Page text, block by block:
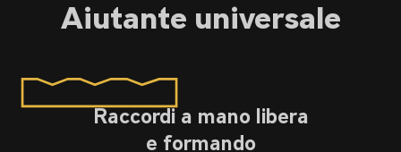
Aiutante universale
Raccordi a mano libera
e formando